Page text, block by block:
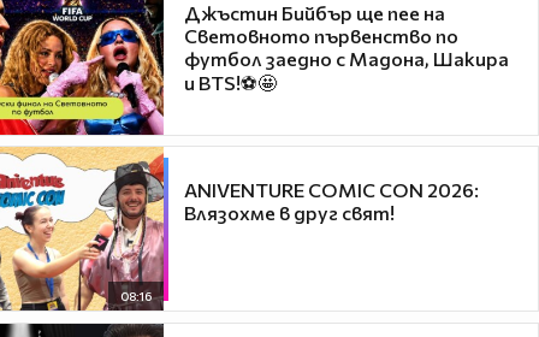
Джъстин Бийбър ще пее на
Световното първенство по
футбол заедно с Мадона, Шакира
и BTS!⚽🤩
08:16
ANIVENTURE COMIC CON 2026:
Влязохме в друг свят!